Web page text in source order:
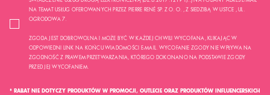
NA TEMAT USŁUG OFEROWANYCH PRZEZ PIERRE RENÉ SP. Z O. O. , Z SIEDZIBĄ W USTCE , UL.
OGRODOWA 7.
ZGODA JEST DOBROWOLNA I MOŻE BYĆ W KAŻDEJ CHWILI WYCOFANA, KLIKAJĄC W
ODPOWIEDNI LINK NA KOŃCU WIADOMOŚCI E-MAIL. WYCOFANIE ZGODY NIE WPŁYWA NA
ZGODNOŚĆ Z PRAWEM PRZETWARZANIA, KTÓREGO DOKONANO NA PODSTAWIE ZGODY
PRZED JEJ WYCOFANIEM.
* RABAT NIE DOTYCZY PRODUKTÓW W PROMOCJI, OUTLECIE ORAZ PRODUKTÓW INFLUENCERSKICH